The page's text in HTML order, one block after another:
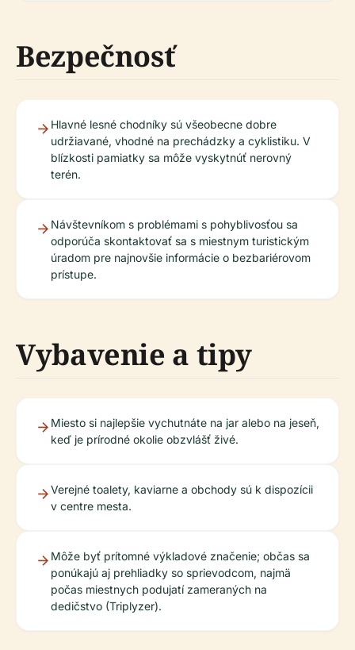
Bezpečnosť
Hlavné lesné chodníky sú všeobecne dobre
udržiavané, vhodné na prechádzky a cyklistiku. V
blízkosti pamiatky sa môže vyskytnúť nerovný
terén.
Návštevníkom s problémami s pohyblivosťou sa
odporúča skontaktovať sa s miestnym turistickým
úradom pre najnovšie informácie o bezbariérovom
prístupe.
Vybavenie a tipy
Miesto si najlepšie vychutnáte na jar alebo na jeseň,
keď je prírodné okolie obzvlášť živé.
Verejné toalety, kaviarne a obchody sú k dispozícii
v centre mesta.
Môže byť prítomné výkladové značenie; občas sa
ponúkajú aj prehliadky so sprievodcom, najmä
počas miestnych podujatí zameraných na
dedičstvo (Triplyzer).